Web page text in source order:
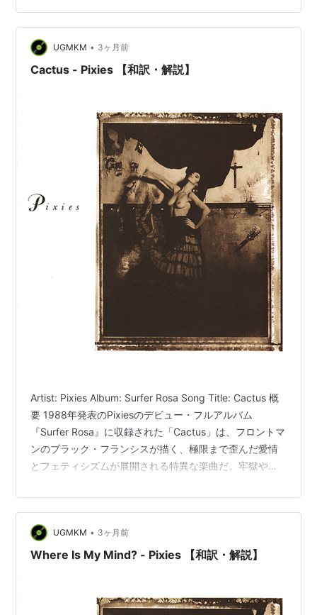
え、1960年代のアメリカのテレビ特撮やアニメ（特に実
写版『バットマン』など）のチープなテーマソングを彷
彿とさせるパロディ精神に溢れている。「自転車のスポ
ークにカードを挟んでエンジン音を真似る」といった無
UGMKM • 3ヶ月前
Cactus - Pixies 【和訳・解説】
Artist: Pixies Album: Surfer Rosa Song Title: Cactus 概
要 1988年発表のPixiesのデビュー・フルアルバム
『Surfer Rosa』に収録された「Cactus」は、フロントマ
ンのブラック・フランシスが描く、極限まで歪んだ愛情
とフェティシズムが展開される特異な楽曲だ。牢獄や精
人に向けて歌われるこの曲は、手紙という間接的な繋が
りでは相手の生存を確信できず、恋人の汗や食べこぼ
し、果てはサボテンで手を傷つけた「血」が染み込んだ
ドレスを送ってほしいというパラノイア的な要求へとエ
UGMKM • 3ヶ月前
Where Is My Mind? - Pixies 【和訳・解説】